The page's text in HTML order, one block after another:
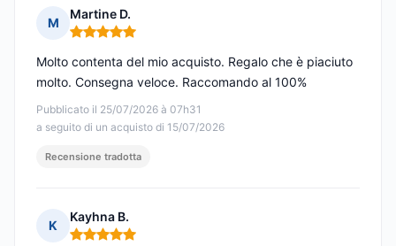
M
Martine D.
Nota: 5 su 5
Pubblicato il 25/07/2026 à 07h31
a seguito di un acquisto di 15/07/2026
Molto contenta del mio acquisto. Regalo che è piaciuto
molto. Consegna veloce. Raccomando al 100%
Recensione tradotta
K
Kayhna B.
Nota: 5 su 5